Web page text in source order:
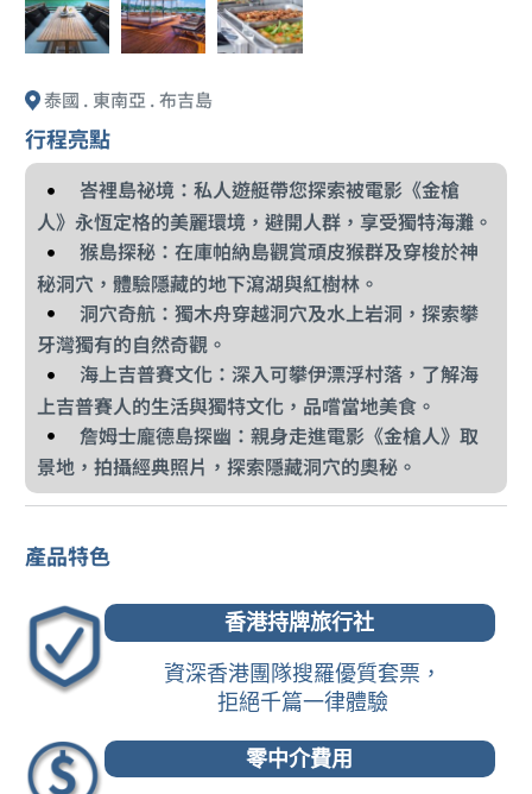
泰國 . 東南亞 . 布吉島
行程亮點
峇裡島祕境：私人遊艇帶您探索被電影《金槍
人》永恆定格的美麗環境，避開人群，享受獨特海灘。
猴島探秘：在庫帕納島觀賞頑皮猴群及穿梭於神
秘洞穴，體驗隱藏的地下瀉湖與紅樹林。
洞穴奇航：獨木舟穿越洞穴及水上岩洞，探索攀
牙灣獨有的自然奇觀。
海上吉普賽文化：深入可攀伊漂浮村落，了解海
上吉普賽人的生活與獨特文化，品嚐當地美食。
詹姆士龐德島探幽：親身走進電影《金槍人》取
景地，拍攝經典照片，探索隱藏洞穴的奧秘。
產品特色
香港持牌旅行社
資深香港團隊搜羅優質套票，
拒絕千篇一律體驗
零中介費用